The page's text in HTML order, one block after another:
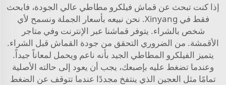
إذا كنت تبحث عن قماش فيلكرو مطاطي عالي الجودة، فابحث
فقط في Xinyang. نحن نبيعه بأسعار الجملة ونسمح لأي
شخص بالشراء. يتوفر قماشنا عبر الإنترنت وفي متاجر
الأقمشة. من الضروري التحقق من جودة القماش قبل الشراء.
يتميز الفيلكرو المطاطي الجيد بأنه ناعم ويحمل لمعاناً جيداً.
وعندما تضغط عليه بإصبعك، يجب أن يعود إلى حالته الأصلية
تمامًا مثل العجين الذي ينتفخ مجددًا عندما تتوقف عن الضغط